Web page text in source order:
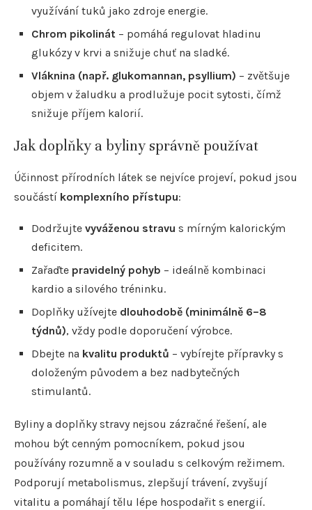
využívání tuků jako zdroje energie.
Chrom pikolinát – pomáhá regulovat hladinu
glukózy v krvi a snižuje chuť na sladké.
Vláknina (např. glukomannan, psyllium) – zvětšuje
objem v žaludku a prodlužuje pocit sytosti, čímž
snižuje příjem kalorií.
Jak doplňky a byliny správně používat
Účinnost přírodních látek se nejvíce projeví, pokud jsou
součástí komplexního přístupu:
Dodržujte vyváženou stravu s mírným kalorickým
deficitem.
Zařaďte pravidelný pohyb – ideálně kombinaci
kardio a silového tréninku.
Doplňky užívejte dlouhodobě (minimálně 6–8
týdnů), vždy podle doporučení výrobce.
Dbejte na kvalitu produktů – vybírejte přípravky s
doloženým původem a bez nadbytečných
stimulantů.
Byliny a doplňky stravy nejsou zázračné řešení, ale
mohou být cenným pomocníkem, pokud jsou
používány rozumně a v souladu s celkovým režimem.
Podporují metabolismus, zlepšují trávení, zvyšují
vitalitu a pomáhají tělu lépe hospodařit s energií.